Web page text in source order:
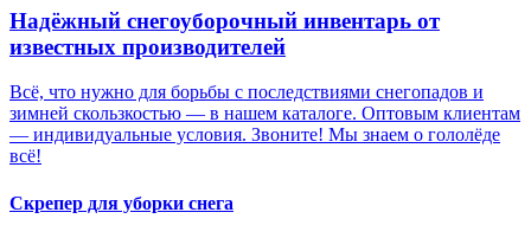
Надёжный снегоуборочный инвентарь от
известных производителей
Всё, что нужно для борьбы с последствиями снегопадов и
зимней скользкостью — в нашем каталоге. Оптовым клиентам
— индивидуальные условия. Звоните! Мы знаем о гололёде
всё!
Скрепер для уборки снега